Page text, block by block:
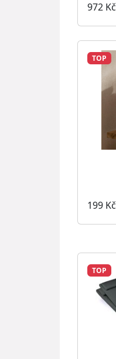
972 Kč
TOP
199 Kč
TOP